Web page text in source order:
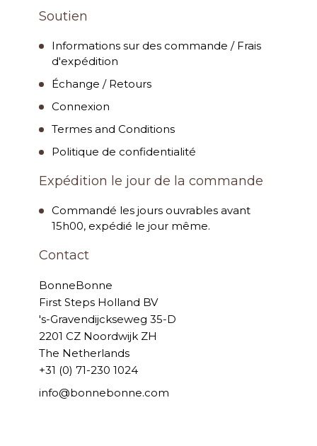
Soutien
Informations sur des commande / Frais
d'expédition
Échange / Retours
Connexion
Termes and Conditions
Politique de confidentialité
Expédition le jour de la commande
Commandé les jours ouvrables avant
15h00, expédié le jour même.
Contact
BonneBonne
First Steps Holland BV
's-Gravendijckseweg 35-D
2201 CZ Noordwijk ZH
The Netherlands
+31 (0) 71-230 1024
info@bonnebonne.com